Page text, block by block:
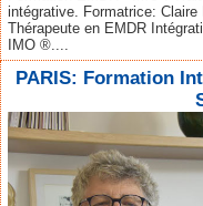
intégrative. Formatrice: Claire
Thérapeute en EMDR
IMO ®....
PARIS: Formation